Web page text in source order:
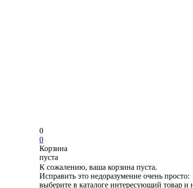
0
0
Корзина
пуста
К сожалению, ваша корзина пуста.
Исправить это недоразумение очень просто:
выберите в каталоге интересующий товар